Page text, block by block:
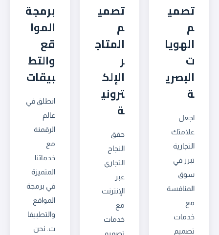
تصمي
م
الهويا
ت
البصري
ة
اجعل
علامتك
التجارية
تبرز في
سوق
المنافسة
مع
خدمات
تصميم
تصمي
م
المتاج
ر
الإلك
تروني
ة
حقق
النجاح
التجاري
عبر
الإنترنت
مع
خدمات
تصميم
برمجة
الموا
قع
والتط
بيقات
انطلق في
عالم
الرقمنة
مع
خدماتنا
المتميزة
في برمجة
المواقع
والتطبيقا
ت. نحن